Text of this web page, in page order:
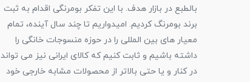
بالطبع در بازار هدف. با این تفکر بومرنگی اقدام به ثبت
برند بومرنگ کردیم. امیدواریم تا چند سال آینده، تمام
معیار های بین المللی را در حوزه منسوجات خانگی را
داشته باشیم و ثابت کنیم که کالای ایرانی نیز می تواند
در کنار و یا حتی بالاتر از محصولات مشابه خارجی خود